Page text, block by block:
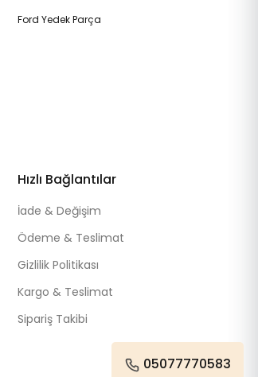
Ford Yedek Parça
Hızlı Bağlantılar
İade & Değişim
Ödeme & Teslimat
Gizlilik Politikası
Kargo & Teslimat
Sipariş Takibi
05077770583